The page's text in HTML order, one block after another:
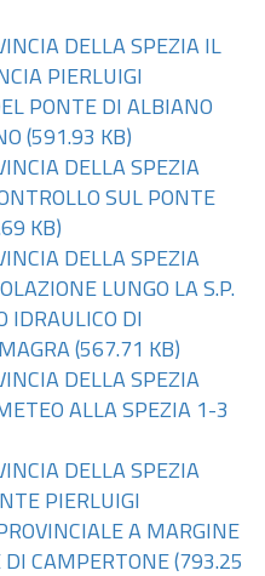
DELLA SPEZIA IL
PIERLUIGI
PONTE DI ALBIANO
(591.93 KB)
DELLA SPEZIA
SUL PONTE
KB)
DELLA SPEZIA
LUNGO LA S.P.
IDRAULICO DI
(567.71 KB)
DELLA SPEZIA
ALLA SPEZIA 1-3
DELLA SPEZIA
PIERLUIGI
A MARGINE
DI CAMPERTONE (793.25